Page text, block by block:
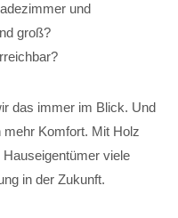
und
groß?
das immer im Blick. Und
mehr Komfort. Mit Holz
Hauseigentümer viele
in der Zukunft.